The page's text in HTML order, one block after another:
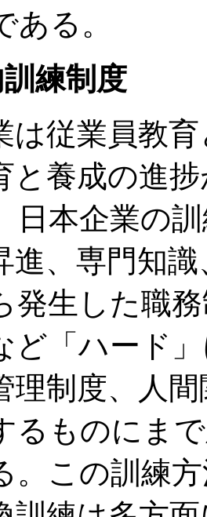
ある。
練制度
は従業員教
と養成の進
日本企業の
進、専門知
発生した職
ど「ハード
理制度、人
るものにま
。この訓練